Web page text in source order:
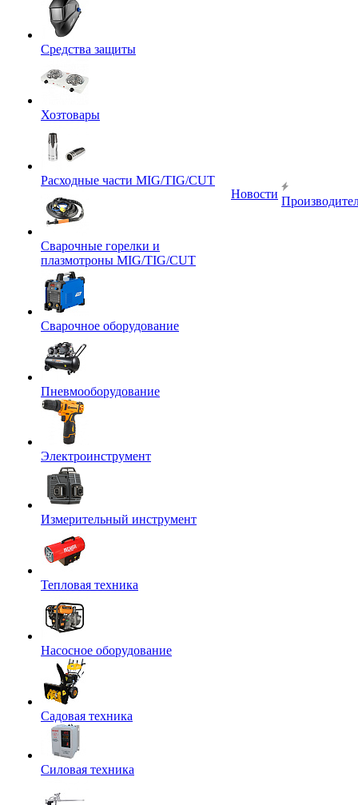
Средства защиты
Хозтовары
Расходные части MIG/TIG/CUT
Сварочные горелки и
плазмотроны MIG/TIG/CUT
Сварочное оборудование
Пневмооборудование
Электроинструмент
Измерительный инструмент
Тепловая техника
Насосное оборудование
Садовая техника
Силовая техника
Новости